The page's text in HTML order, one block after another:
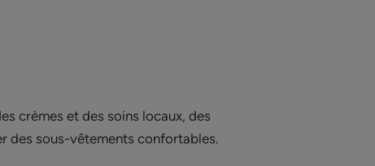
crèmes et des soins locaux, des
des sous-vêtements confortables.